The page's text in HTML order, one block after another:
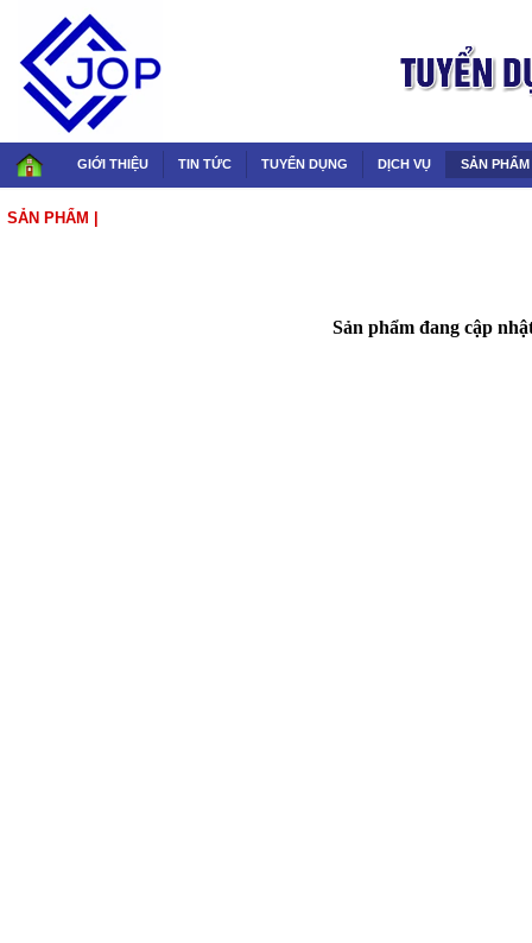
GIỚI THIỆU TIN TỨC TUYỂN DỤNG DỊCH VỤ SẢN PHẨM
SẢN PHẨM
Sản phẩm đang cập